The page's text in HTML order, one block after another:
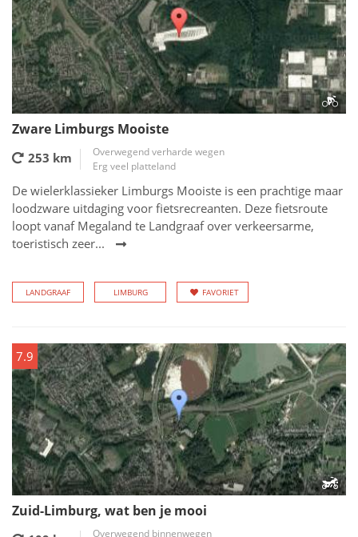
Zware Limburgs Mooiste
253 km
Overwegend verharde wegen
Erg veel platteland
De wielerklassieker Limburgs Mooiste is een prachtige maar
loodzware uitdaging voor fietsrecreanten. Deze fietsroute
loopt vanaf Megaland te Landgraaf over verkeersarme,
toeristisch zeer...
LANDGRAAF LIMBURG FAVORIET
7.9
Zuid-Limburg, wat ben je mooi
Overwegend binnenwegen